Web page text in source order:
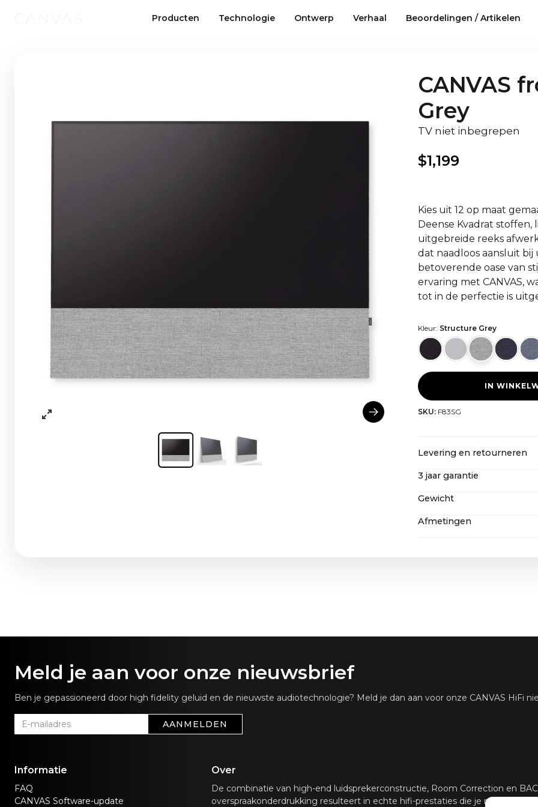
Producten Technologie Ontwerp Verhaal Beoordelingen / Artikelen
CANVAS
Grey
TV niet inbegrepen
$1,199
Kies uit 12 op maat
Deense Kvadrat
uitgebreide reeks
dat naadloos aansluit
betoverende oase van
ervaring met CANVAS,
tot in de perfectie is
Kleur: Structure Grey
IN
SKU: F83SG
Levering en retourneren
CANVAS biedt gratis
kun je hier meer te weten
3 jaar garantie
Zelfs na onze verlengde
CANVAS niet alleen
Gewicht
83" Stof: 3,7 kg
Afmetingen
Meld je aan voor onze nieuwsbrief
Ben je gepassioneerd door high fidelity geluid en de nieuwste audiotechnologie? Meld je dan aan voor onze CANVAS HiFi
AANMELDEN
Informatie
FAQ
CANVAS Software-update
Over
De combinatie van high-end luidsprekerconstructie, Room Correction en
overspraakonderdrukking resulteert in echte hifi-prestaties die je normaal